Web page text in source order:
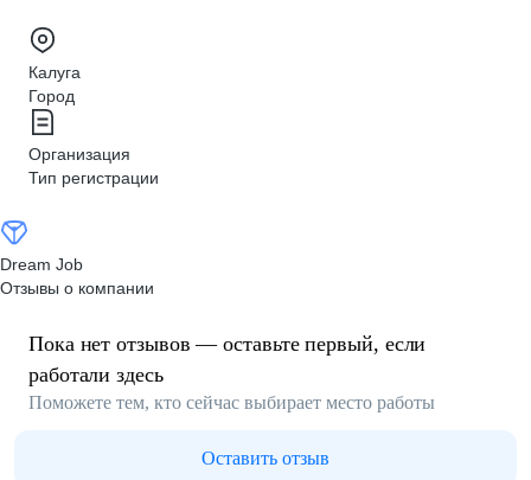
Калуга
Город
Организация
Тип регистрации
Dream Job
Отзывы о компании
Пока нет отзывов — оставьте первый, если
работали здесь
Поможете тем, кто сейчас выбирает место работы
Оставить отзыв